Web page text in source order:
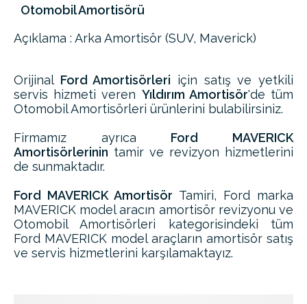
Otomobil Amortisörü
Açıklama : Arka Amortisör (SUV, Maverick)
Orijinal Ford Amortisörleri için satış ve yetkili
servis hizmeti veren Yıldırım Amortisör'de tüm
Otomobil Amortisörleri ürünlerini bulabilirsiniz.
Firmamız ayrıca Ford MAVERICK
Amortisörlerinin tamir ve revizyon hizmetlerini
de sunmaktadır.
Ford MAVERICK Amortisör Tamiri, Ford marka
MAVERICK model aracın amortisör revizyonu ve
Otomobil Amortisörleri kategorisindeki tüm
Ford MAVERICK model araçların amortisör satış
ve servis hizmetlerini karşılamaktayız.